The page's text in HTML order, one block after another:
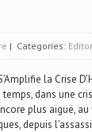
| Categories:
la Crise
dans une
plus aiguë, au
depuis